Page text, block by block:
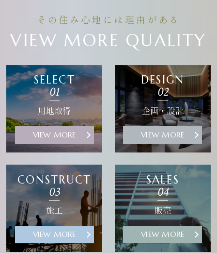
その住み心地には理由がある
VIEW MORE QUALITY
SELECT
01
用地取得
VIEW MORE
DESIGN
02
企画・設計
VIEW MORE
CONSTRUCT
03
施工
VIEW MORE
SALES
04
販売
VIEW MORE